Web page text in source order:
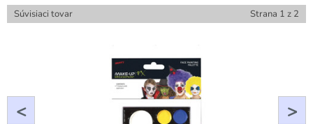
Súvisiaci tovar Strana 1 z 2
< >